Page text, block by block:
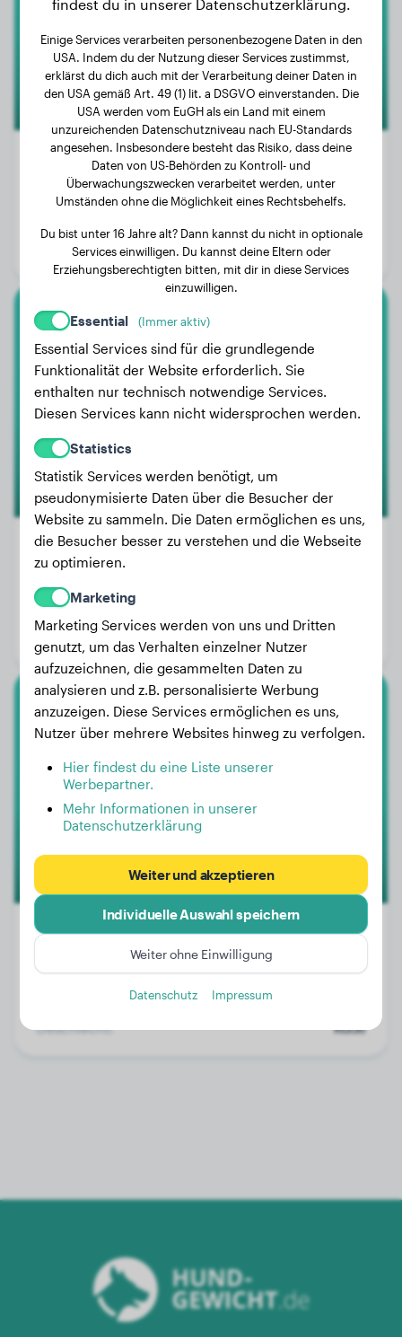
Gewicht:
3 kg
Alter:
3 Jahre, 2 Monate
Geschlecht:
Berner Sennenhund
Moos
Gewicht:
Geschlecht:
Neufundländer
Bandit
Gewicht:
41 kg
4 Jahre, 8 Monate
Geschlecht:
Rüde
findest du in unserer Datenschutzerklärung.
Einige Services verarbeiten personenbezogene Daten in den
USA. Indem du der Nutzung dieser Services zustimmst,
erklärst du dich auch mit der Verarbeitung deiner Daten in
den USA gemäß Art. 49 (1) lit. a DSGVO einverstanden. Die
USA werden vom EuGH als ein Land mit einem
unzureichenden Datenschutzniveau nach EU-Standards
angesehen. Insbesondere besteht das Risiko, dass deine
Daten von US-Behörden zu Kontroll- und
Überwachungszwecken verarbeitet werden, unter
Umständen ohne die Möglichkeit eines Rechtsbehelfs.
Du bist unter 16 Jahre alt? Dann kannst du nicht in optionale
Services einwilligen. Du kannst deine Eltern oder
Erziehungsberechtigten bitten, mit dir in diese Services
einzuwilligen.
Essential (Immer aktiv)
Essential Services sind für die grundlegende
Funktionalität der Website erforderlich. Sie
enthalten nur technisch notwendige Services.
Diesen Services kann nicht widersprochen werden.
Statistics
Statistik Services werden benötigt, um
pseudonymisierte Daten über die Besucher der
Website zu sammeln. Die Daten ermöglichen es uns,
die Besucher besser zu verstehen und die Webseite
zu optimieren.
Marketing
Marketing Services werden von uns und Dritten
genutzt, um das Verhalten einzelner Nutzer
aufzuzeichnen, die gesammelten Daten zu
analysieren und z.B. personalisierte Werbung
anzuzeigen. Diese Services ermöglichen es uns,
Nutzer über mehrere Websites hinweg zu verfolgen.
Hier findest du eine Liste unserer
Werbepartner.
Mehr Informationen in unserer
Datenschutzerklärung
Weiter und akzeptieren
Individuelle Auswahl speichern
Weiter ohne Einwilligung
Datenschutz Impressum